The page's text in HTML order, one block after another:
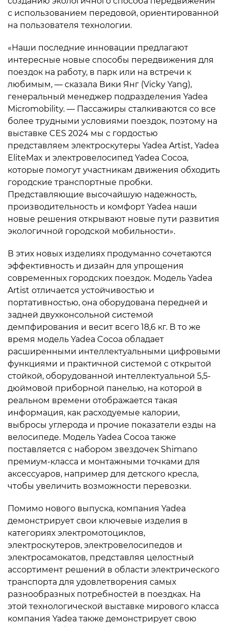
с использованием передовой, ориентированной
на пользователя технологии.
«Наши последние инновации предлагают
интересные новые способы передвижения для
поездок на работу, в парк или на встречи к
любимым, — сказала Вики Янг (Vicky Yang),
генеральный менеджер подразделения Yadea
Micromobility. — Пассажиры сталкиваются со все
более трудными условиями поездок, поэтому на
выставке CES 2024 мы с гордостью
представляем электроскутеры Yadea Artist, Yadea
EliteMax и электровелосипед Yadea Cocoa,
которые помогут участникам движения обходить
городские транспортные пробки.
Представляющие высочайшую надежность,
производительность и комфорт Yadea наши
новые решения открывают новые пути развития
экологичной городской мобильности».
В этих новых изделиях продуманно сочетаются
эффективность и дизайн для упрощения
современных городских поездок. Модель Yadea
Artist отличается устойчивостью и
портативностью, она оборудована передней и
задней двухконсольной системой
демпфирования и весит всего 18,6 кг. В то же
время модель Yadea Cocoa обладает
расширенными интеллектуальными цифровыми
функциями и практичной системой с открытой
стойкой, оборудованной интеллектуальной 5,5-
дюймовой приборной панелью, на которой в
реальном времени отображается такая
информация, как расходуемые калории,
выбросы углерода и прочие показатели езды на
велосипеде. Модель Yadea Cocoa также
поставляется с набором звездочек Shimano
премиум-класса и монтажными точками для
аксессуаров, например для детского кресла,
чтобы увеличить возможности перевозки.
Помимо нового выпуска, компания Yadea
демонстрирует свои ключевые изделия в
категориях электромотоциклов,
электроскутеров, электровелосипедов и
электросамокатов, представляя целостный
ассортимент решений в области электрического
транспорта для удовлетворения самых
разнообразных потребностей в поездках. На
этой технологической выставке мирового класса
компания Yadea также демонстрирует свою